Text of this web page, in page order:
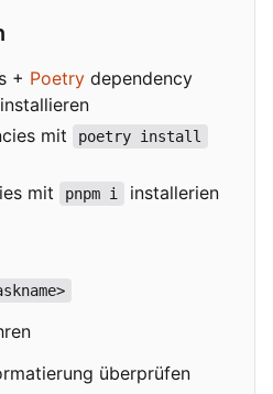
+ Poetry dependency
installieren
mit
poetry install
mit
pnpm i installerien
überprüfen